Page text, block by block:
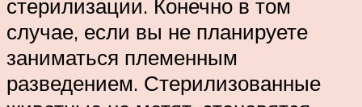
стерилизации. Конечно в том
случае, если вы не планируете
заниматься племенным
разведением. Стерилизованные